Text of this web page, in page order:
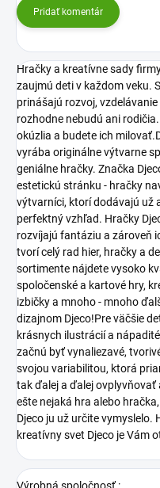
Pridať komentár
Hračky a kreatívne sady
zaujmú deti v každom veku.
prinášajú rozvoj,
rozhodne nebudú ani
okúzlia a budete ich
vyrába originálne výtvarne
geniálne hračky. Značka
estetickú stránku - hračky
výtvarníci, ktorí dodávajú už
perfektný vzhľad. Hračky
rozvíjajú fantáziu a zároveň
tvorí celý rad hier, hračky a
sortimente nájdete vysoko
spoločenské a kartové hry,
izbičky a mnoho - mnoho
dizajnom Djeco!Pre väčšie
krásnych ilustrácií a
začnú byť vynaliezavé,
svojou variabilitou, ktorá
tak ďalej a ďalej
ešte nejaká hra alebo
Djeco ju už určite vymyslelo.
kreatívny svet Djeco je Vám